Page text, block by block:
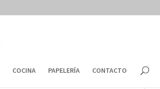
COCINA PAPELERÍA CONTACTO